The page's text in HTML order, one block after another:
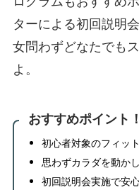
ターによる初回説明
女問わずどなたでも
よ。
おすすめポイント！
初心者対象のフィッ
思わずカラダを動か
初回説明会実施で安